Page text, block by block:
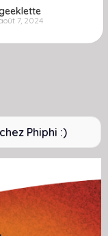
7, 2024
Phiphi :)